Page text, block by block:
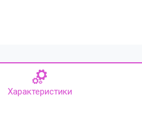
Характеристики